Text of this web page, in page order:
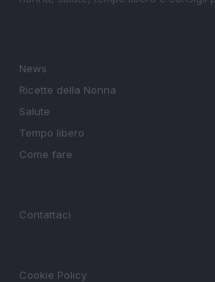
News
Ricette della Nonna
Salute
Tempo libero
Come fare
Contattaci
Cookie Policy